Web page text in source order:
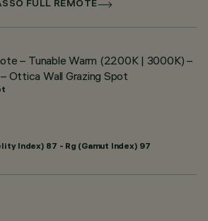
FULL REMOTE
– Tunable Warm (2200K | 3000K) –
Ottica Wall Grazing Spot
Index) 87 - Rg (Gamut Index) 97